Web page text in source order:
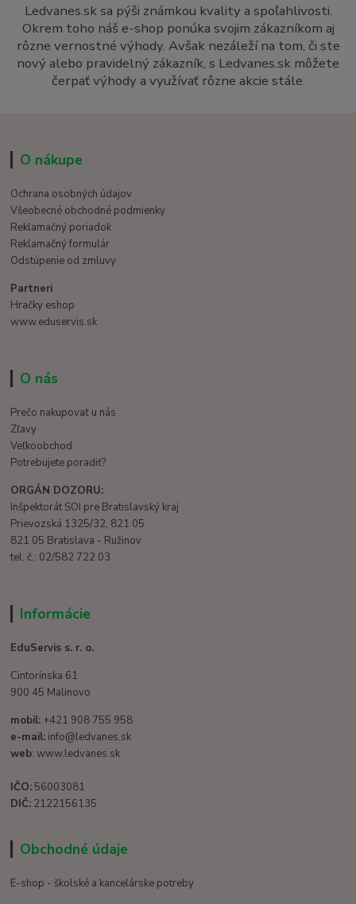
Ledvanes.sk sa pýši známkou kvality a spoľahlivosti.
Okrem toho náš e-shop ponúka svojim zákazníkom aj
rôzne vernostné výhody. Avšak nezáleží na tom, či ste
nový alebo pravidelný zákazník, s Ledvanes.sk môžete
čerpať výhody a využívať rôzne akcie stále.
O nákupe
Ochrana osobných údajov
Všeobecné obchodné podmienky
Reklamačný poriadok
Reklamačný formulár
Odstúpenie od zmluvy
Partneri
Hračky eshop
www.eduservis.sk
O nás
Prečo nakupovať u nás
Zľavy
Veľkoobchod
Potrebujete poradiť?
ORGÁN DOZORU:
Inšpektorát SOI pre Bratislavský kraj
Prievozská 1325/32, 821 05
821 05 Bratislava - Ružinov
tel. č.: 02/582 722 03
Informácie
EduServis s. r. o.
Cintorínska 61
900 45 Malinovo
mobil: +421 908 755 958
e-mail: info@ledvanes.sk
web: www.ledvanes.sk
IČO: 56003081
DIČ: 2122156135
Obchodné údaje
E-shop - školské a kancelárske potreby